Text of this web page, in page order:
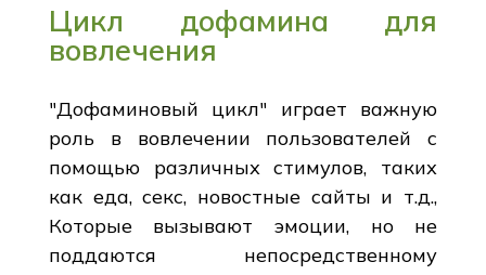
Цикл дофамина для
вовлечения
"Дофаминовый цикл" играет важную
роль в вовлечении пользователей с
помощью различных стимулов, таких
как еда, секс, новостные сайты и т.д.,
Которые вызывают эмоции, но не
поддаются непосредственному